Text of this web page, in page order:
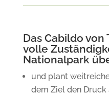
Das Cabildo
volle
Nationalpark
und plant
dem Ziel den Druck